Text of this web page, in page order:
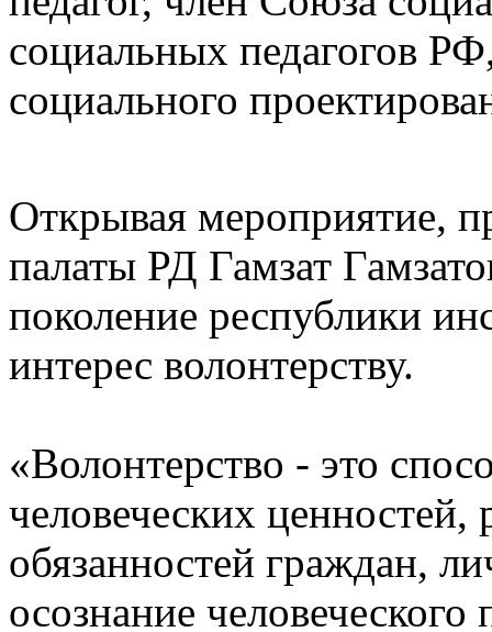
социальных педагогов
социального
Открывая мероприятие,
палаты РД Гамзат
поколение республики
интерес волонтерству.
«Волонтерство - это
человеческих ценностей,
обязанностей граждан,
осознание